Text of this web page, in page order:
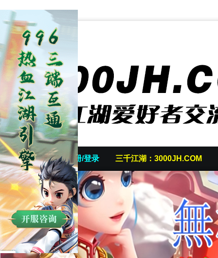
首页 发帖/注册/登录 三千江湖：3000JH.COM